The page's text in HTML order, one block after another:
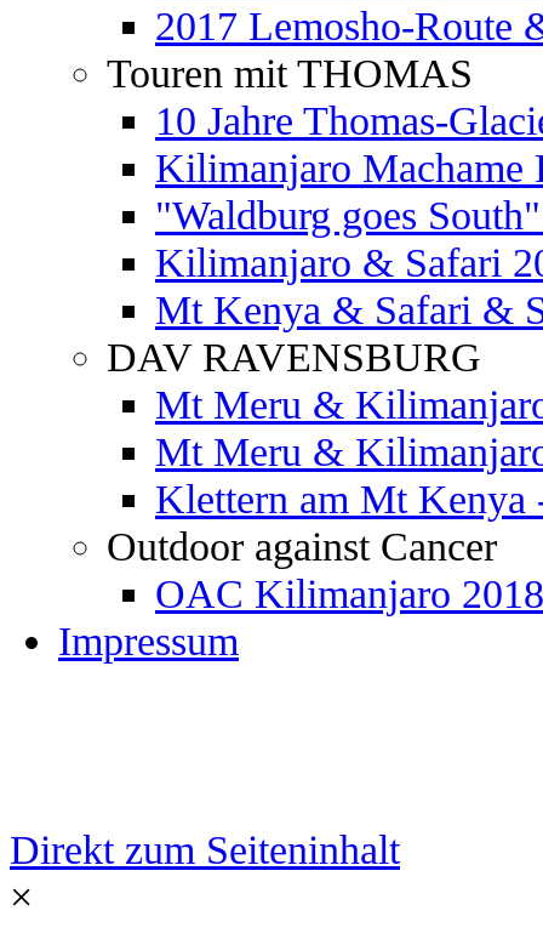
2017 Lemosho-Route
Touren mit THOMAS
10 Jahre Thomas-
Kilimanjaro Machame
"Waldburg goes
Kilimanjaro & Safari
Mt Kenya & Safari &
DAV RAVENSBURG
Mt Meru &
Mt Meru &
Klettern am Mt
Outdoor against Cancer
OAC Kilimanjaro 2018
Impressum
Direkt zum Seiteninhalt
×